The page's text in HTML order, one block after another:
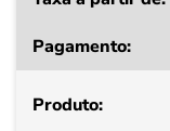
a
de